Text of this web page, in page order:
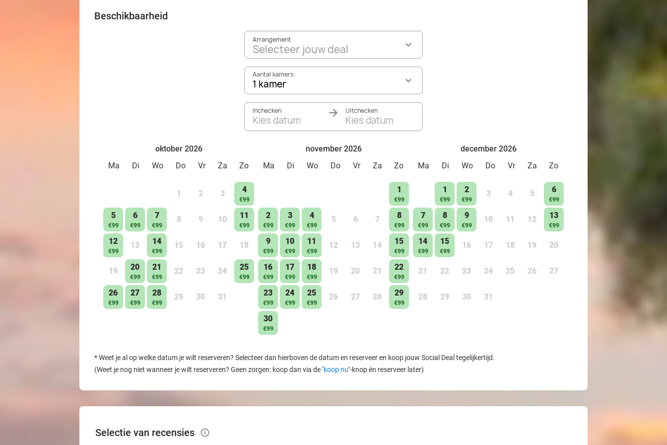
Beschikbaarheid
Arrangement
Selecteer jouw deal
Aantal kamers:
1 kamer
Inchecken
Kies datum
Uitchecken
Kies datum
oktober 2026
Ma
Di Wo Do Vr Za Zo
1 2 3 4
€99
5
€99
6
€99
7
€99
8 9 10 11
€99
12
€99
13 14
€99
15 16 17 18
19 20
€99
21
€99
22 23 24 25
€99
26
€99
27
€99
28
€99
29 30 31
november 2026
Ma
Di Wo Do Vr Za Zo
1
€99
2
€99
3
€99
4
€99
5 6 7 8
€99
9
€99
10
€99
11
€99
12 13 14 15
€99
16
€99
17
€99
18
€99
19 20 21 22
€99
23
€99
24
€99
25
€99
26 27 28 29
€99
30
€99
december 2026
Ma
Di Wo Do Vr Za Zo
1
€99
2
€99
3 4 5 6
€99
7
€99
8
€99
9
€99
10 11 12 13
€99
14
€99
15
€99
16 17 18 19 20
21 22 23 24 25 26 27
28 29 30 31
*Weet je al op welke datum je wilt reserveren? Selecteer dan hierboven de datum en reserveer en koop jouw Social Deal tegelijkertijd.
(Weet je nog niet wanneer je wilt reserveren? Geen zorgen: koop dan via de ‘koop nu’-knop én reserveer later)
Selectie van recensies info_outlined